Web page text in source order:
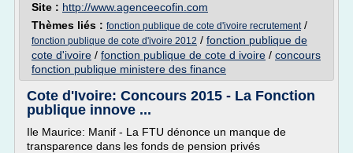
Site : http://www.agenceecofin.com
Thèmes liés : fonction publique de cote d'ivoire recrutement/
fonction publique de cote d'ivoire 2012 / fonction publique de
cote d'ivoire / fonction publique de cote d ivoire / concours
fonction publique ministere des finance
Cote d'Ivoire: Concours 2015 - La Fonction
publique innove ...
Ile Maurice: Manif - La FTU dénonce un manque de
transparence dans les fonds de pension privés